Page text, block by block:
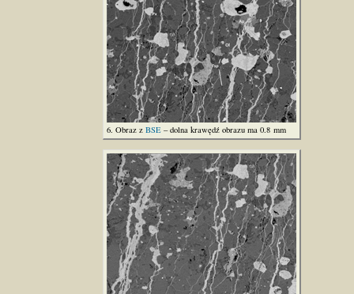
6. Obraz z BSE – dolna krawędź obrazu ma 0.8 mm